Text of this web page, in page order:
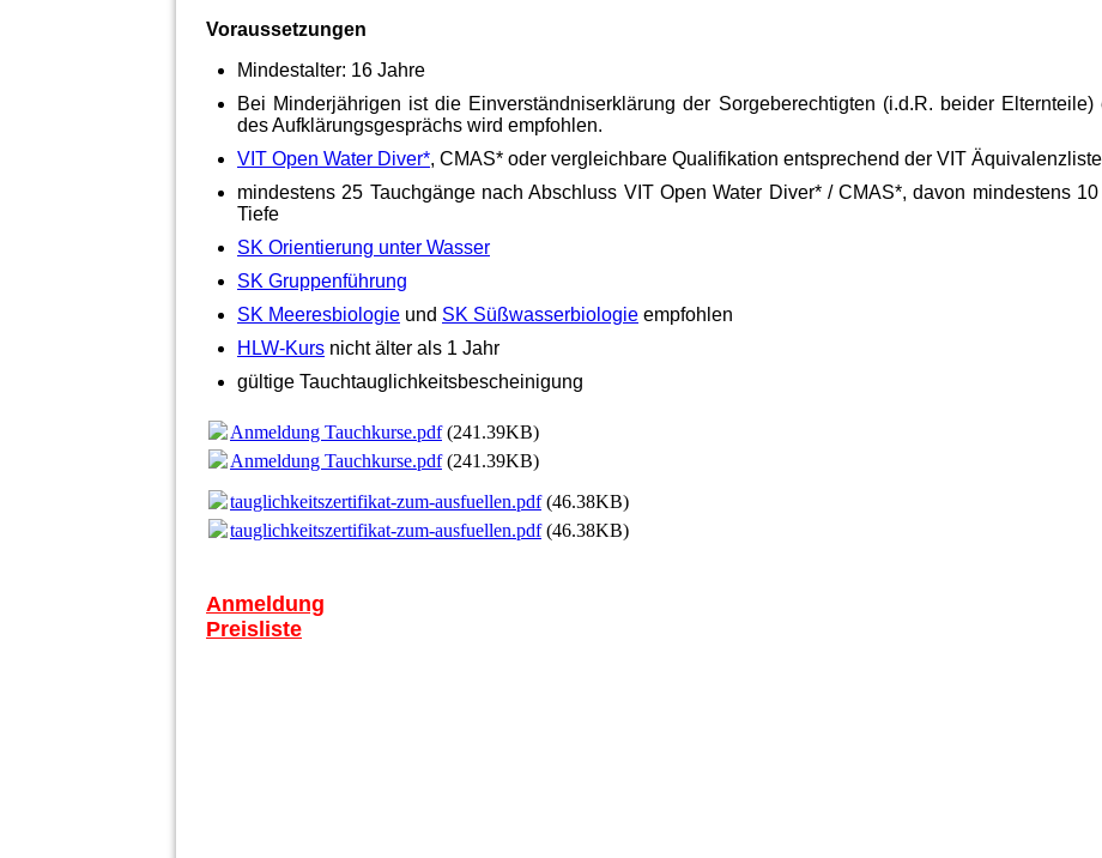
Voraussetzungen
Mindestalter: 16 Jahre
Bei Minderjährigen ist die Einverständniserklärung der Sorgeberechtigten (i.d.R. beider
des Aufklärungsgesprächs wird empfohlen.
VIT Open Water Diver*, CMAS* oder vergleichbare Qualifikation entsprechend der VIT Äquivalenzliste
mindestens 25 Tauchgänge nach Abschluss VIT Open Water Diver* / CMAS*, davon mindestens
Tiefe
SK Orientierung unter Wasser
SK Gruppenführung
SK Meeresbiologie und SK Süßwasserbiologie empfohlen
HLW-Kurs nicht älter als 1 Jahr
gültige Tauchtauglichkeitsbescheinigung
Anmeldung Tauchkurse.pdf(241.39KB)
Anmeldung Tauchkurse.pdf(241.39KB)
tauglichkeitszertifikat-zum-ausfuellen.pdf(46.38KB)
tauglichkeitszertifikat-zum-ausfuellen.pdf(46.38KB)
Anmeldung
Preisliste